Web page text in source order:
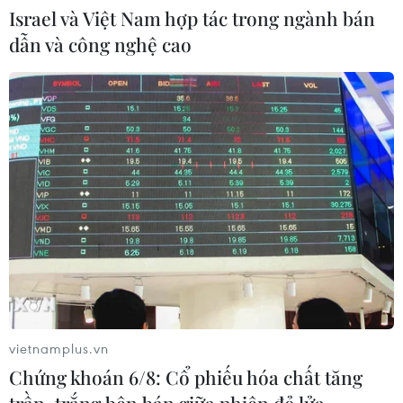
Iran phủ nhận tuyên bố
của ông Trump về đề
nghị dừng không kích
Các nguồn tin quân sự
Iran ngày 2/8 bác bỏ
tuyên bố của Tổng thống
Mỹ Donald Trump rằng
Tehran đã đề nghị
Ukraine tung đòn tập
kích hàng trăm UAV
đánh thẳng vào loạt tỉnh
thành Nga
Rạng sáng 2/8, Ukraine
những đợt tấn công lớn
nhất năm khi phóng hơn
Israel và Việt Nam hợp tác trong ngành bán
dẫn và công nghệ cao
vietnamplus.vn
Chứng khoán 6/8: Cổ phiếu hóa chất tăng